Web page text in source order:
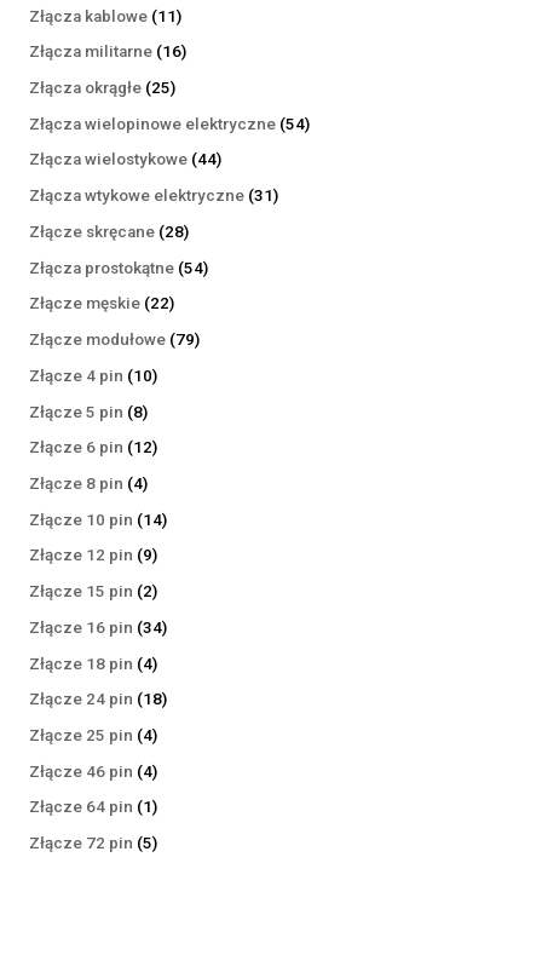
Złącza kablowe 1111
produktów
Złącza militarne 1616
Złącza okrągłe 2525
produktów
Złącza wielopinowe elektryczne 5454
Złącza wielostykowe 4444
produkty
Złącza wtykowe elektryczne 3131
Złącze skręcane 2828
produktów
Złącza prostokątne 5454
Złącze męskie 2222
produkty
Złącze modułowe 7979
Złącze 4 pin 1010
Złącze 5 pin 88
produktów
Złącze 6 pin 1212
Złącze 8 pin 44
produkty
Złącze 10 pin 1414
Złącze 12 pin 99
produktów
Złącze 15 pin 22
produkty
Złącze 16 pin 3434
Złącze 18 pin 44
produkty
Złącze 24 pin 1818
Złącze 25 pin 44
produkty
Złącze 46 pin 44
produkty
Złącze 64 pin 11
produkt
Złącze 72 pin 55